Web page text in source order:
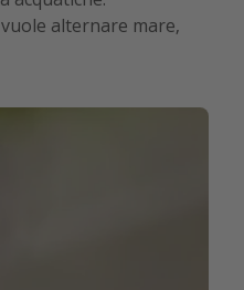
alternare mare,